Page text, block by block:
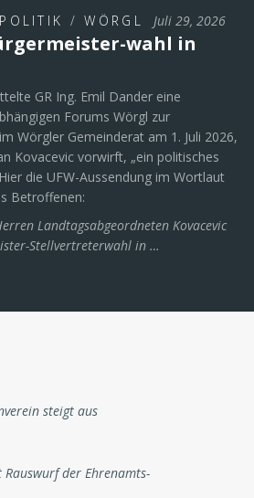
POLITIK /WÖRGL Juli 29, 2026
wahl in
GR Ing. Emil Dander eine
Forums Wörgl zur
Wörgler Gemeinderat am 1. Juli 2026,
Kovacevic vorwirft, „ein politisches
die UFW-Aussendung im Wortlaut
Betroffenen:
Landtagsabgeordneten Kovacevic
Stellvertreterwahl in …
steigt aus
der Ehrenamts-